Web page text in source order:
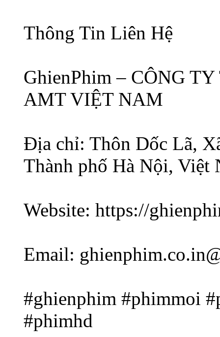
Thông Tin Liên Hệ
GhienPhim – CÔNG
AMT VIỆT NAM
Địa chỉ: Thôn Dốc Lã,
Thành phố Hà Nội, Việt
Website: https://
Email:
#ghienphim #phimmoi
#phimhd